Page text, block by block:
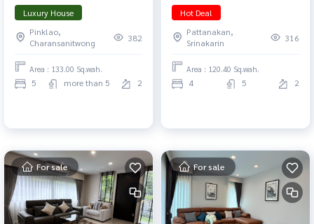
Borommaratchachonnani | 4–5
Bedrooms | Exclusive
Community of Only 77 Units
Price: 55–120 MB 📞 065-626-
5636 (Kie)
Luxury House
Pinklao,
Charansanitwong
382
Area : 133.00 Sq.wah.
5 more than 5 2
Type Special Transfer Unit
Price 36.5 MB 📞 065-626-5636
(Kie)
Hot Deal
Pattanakan,
Srinakarin
316
Area : 120.40 Sq.wah.
4 5 2
For sale For sale